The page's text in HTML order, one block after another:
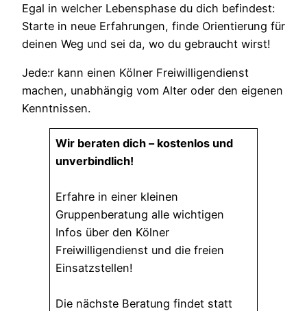
Egal in welcher Lebensphase du dich befindest:
Starte in neue Erfahrungen, finde Orientierung für
deinen Weg und sei da, wo du gebraucht wirst!
Jede:r kann einen Kölner Freiwilligendienst
machen, unabhängig vom Alter oder den eigenen
Kenntnissen.
Wir beraten dich – kostenlos und
unverbindlich!
Erfahre in einer kleinen
Gruppenberatung alle wichtigen
Infos über den Kölner
Freiwilligendienst und die freien
Einsatzstellen!
Die nächste Beratung findet statt